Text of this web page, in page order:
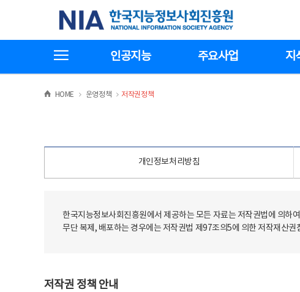
기
한국지능정보사회진흥원
인공지능 주요사업 지
HOME >운영정책 >
저작권정책
개인정보처리방침
한국지능정보사회진흥원에서 제공하는 모든 자료는 저작권법에 의하
무단 복제, 배포하는 경우에는 저작권법 제97조의5에 의한 저작재산
저작권 정책 안내